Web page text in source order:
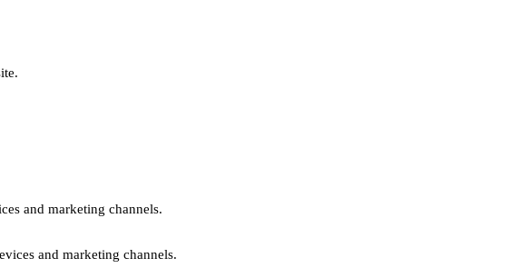
and marketing channels.
and marketing channels.